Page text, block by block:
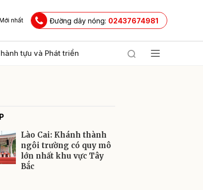
nhất Đường dây nóng: 02437674981
tựu và Phát triển
Lào Cai: Khánh thành
ngôi trường có quy mô
lớn nhất khu vực Tây
Bắc